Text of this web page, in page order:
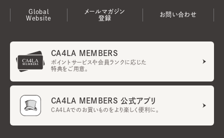
Global
Website
メールマガジン
登録
お問い合わせ
CA4LA MEMBERS
ポイントサービスや会員ランクに応じた
特典をご用意。
CA4LA MEMBERS 公式アプリ
CA4LAでのお買いものをより楽しく便利に。